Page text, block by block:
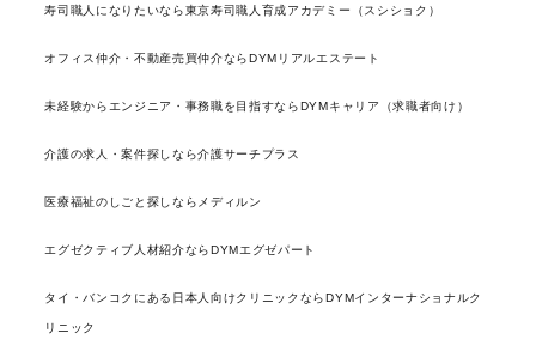
寿司職人になりたいなら東京寿司職人育成アカデミー（スシショク）
オフィス仲介・不動産売買仲介ならDYMリアルエステート
未経験からエンジニア・事務職を目指すならDYMキャリア（求職者向け）
介護の求人・案件探しなら介護サーチプラス
医療福祉のしごと探しならメディルン
エグゼクティブ人材紹介ならDYMエグゼパート
タイ・バンコクにある日本人向けクリニックならDYMインターナショナルク
リニック